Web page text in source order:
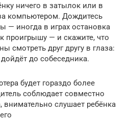
ничего в затылок или в
компьютером. Дождитесь
— иногда в играх остановка
проигрышу — и скажите, что
смотреть друг другу в глаза:
до собеседника.
будет гораздо более
соблюдает совместно
слушает ребёнка